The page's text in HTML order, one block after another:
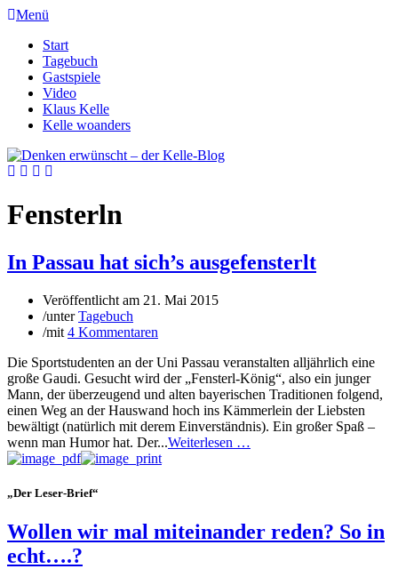
Menü
Start
Tagebuch
Gastspiele
Video
Klaus Kelle
Kelle woanders
Fensterln
In Passau hat sich’s ausgefensterlt
Veröffentlicht am 21. Mai 2015
/unterTagebuch
/mit 4 Kommentaren
Die Sportstudenten an der Uni Passau veranstalten alljährlich eine
große Gaudi. Gesucht wird der „Fensterl-König“, also ein junger
Mann, der überzeugend und alten bayerischen Traditionen folgend,
einen Weg an der Hauswand hoch ins Kämmerlein der Liebsten
bewältigt (natürlich mit derem Einverständnis). Ein großer Spaß –
wenn man Humor hat. Der...Weiterlesen …
„Der Leser-Brief“
Wollen wir mal miteinander reden? So in
echt….?